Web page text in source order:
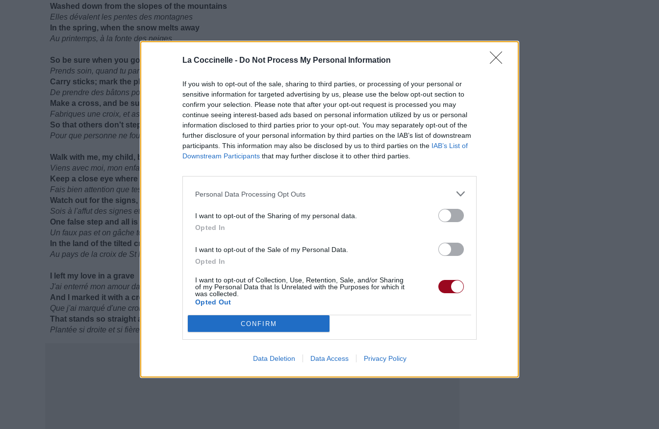
La Coccinelle - Do Not Process My Personal Information
If you wish to opt-out of the sale, sharing to third parties, or processing of your personal or
sensitive information for targeted advertising by us, please use the below opt-out section to
confirm your selection. Please note that after your opt-out request is processed you may
continue seeing interest-based ads based on personal information utilized by us or personal
information disclosed to third parties prior to your opt-out. You may separately opt-out of the
further disclosure of your personal information by third parties on the IAB’s list of downstream
participants. This information may also be disclosed by us to third parties on the IAB’s List of
Downstream Participants that may further disclose it to other third parties.
Personal Data Processing Opt Outs
I want to opt-out of the Sharing of my personal data.
Opted In
I want to opt-out of the Sale of my Personal Data.
Opted In
I want to opt-out of Collection, Use, Retention, Sale, and/or Sharing
of my Personal Data that Is Unrelated with the Purposes for which it
was collected.
Opted Out
CONFIRM
Data Deletion Data Access Privacy Policy
Washed down from the slopes of the mountains
Elles dévalent les pentes des montagnes
In the spring, when the snow melts away
Au printemps, à la fonte des neiges
So be sure when you go on your journey
Prends soin, quand tu partiras pour ton voyage,
Carry sticks; mark the place where they are found
De prendre des bâtons pour marquer l'endroit où tu les auras trouvés
Make a cross, and be sure that it's tilted
Fabriques une croix, et assure-toi qu'elle soit en forme de X
So that others don't step on this ground
Pour que personne ne foule ce sol
Walk with me, my child, but tread softly on this earth
Viens avec moi, mon enfant, mais marche doucement sur le sol
Keep a close eye where your feet, they touch the ground
Fais bien attention que tes pieds touchent bien par-terre
Watch out for the signs, and heed what they say
Sois à l'affut des signes et écoutent ce qu'ils te racontent
One false step and all is lost
Un faux pas et on gâche tout
In the land of the tilted cross
Au pays de la croix de St Marc
I left my love in a grave
J'ai enterré mon amour dans une tombe
And I marked it with a cross
Que j'ai marqué d'une croix
That stands so straight and true
Plantée si droite et si fière